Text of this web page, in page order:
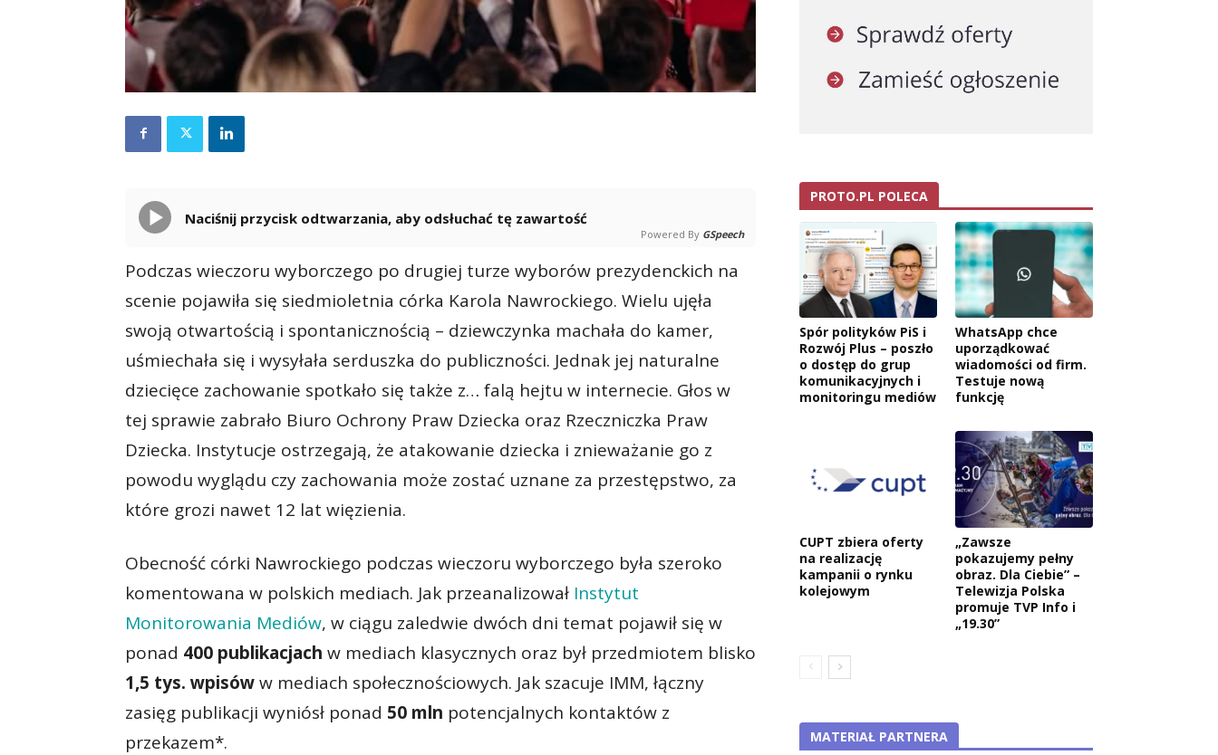
Naciśnij przycisk odtwarzania, aby odsłuchać tę zawartość
Powered By GSpeech
Podczas wieczoru wyborczego po drugiej turze wyborów prezydenckich na
scenie pojawiła się siedmioletnia córka Karola Nawrockiego. Wielu ujęła
swoją otwartością i spontanicznością – dziewczynka machała do kamer,
uśmiechała się i wysyłała serduszka do publiczności. Jednak jej naturalne
dziecięce zachowanie spotkało się także z… falą hejtu w internecie. Głos w
tej sprawie zabrało Biuro Ochrony Praw Dziecka oraz Rzeczniczka Praw
Dziecka. Instytucje ostrzegają, że atakowanie dziecka i znieważanie go z
powodu wyglądu czy zachowania może zostać uznane za przestępstwo, za
które grozi nawet 12 lat więzienia.
Obecność córki Nawrockiego podczas wieczoru wyborczego była szeroko
komentowana w polskich mediach. Jak przeanalizował Instytut
Monitorowania Mediów, w ciągu zaledwie dwóch dni temat pojawił się w
ponad 400 publikacjach w mediach klasycznych oraz był przedmiotem blisko
1,5 tys. wpisóww mediach społecznościowych. Jak szacuje IMM, łączny
zasięg publikacji wyniósł ponad 50 mln potencjalnych kontaktów z
przekazem*.
PROTO.PL POLECA
Spór polityków PiS i
Rozwój Plus – poszło
o dostęp do grup
komunikacyjnych i
monitoringu mediów
WhatsApp chce
uporządkować
wiadomości od firm.
Testuje nową
funkcję
CUPT zbiera oferty
na realizację
kampanii o rynku
kolejowym
„Zawsze
pokazujemy pełny
obraz. Dla Ciebie” –
Telewizja Polska
promuje TVP Info i
„19.30”
MATERIAŁ PARTNERA